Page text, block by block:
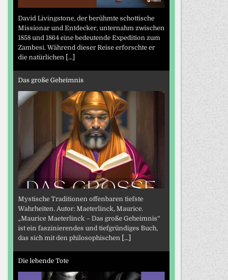
David Livingstone, der berühmte schottische
Missionar und Entdecker, unternahm zwischen
1858 und 1864 eine bedeutende Expedition zum
Zambesi. Während dieser Reise erforschte er
die natürlichen [...]
Das große Geheimnis
Mystische Traditionen offenbaren tiefste
Wahrheiten. Autor: Maeterlinck, Maurice.
„Maurice Maeterlinck – Das große Geheimnis“
ist ein faszinierendes und tiefgründiges Buch,
das sich mit den philosophischen [...]
Die lebende Tote